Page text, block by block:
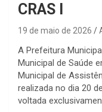
CRAS I
19 de maio de 2026
A Prefeitura
Municipal de Saúde
Municipal de
realizada no dia 20
voltada